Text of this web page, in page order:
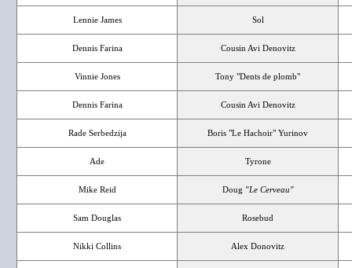
Lennie James Sol
Dennis Farina Cousin Avi Denovitz
Vinnie Jones Tony "Dents de plomb"
Dennis Farina Cousin Avi Denovitz
Rade Serbedzija Boris "Le Hachoir" Yurinov
Ade Tyrone
Mike Reid Doug "Le Cerveau"
Sam Douglas Rosebud
Nikki Collins Alex Donovitz